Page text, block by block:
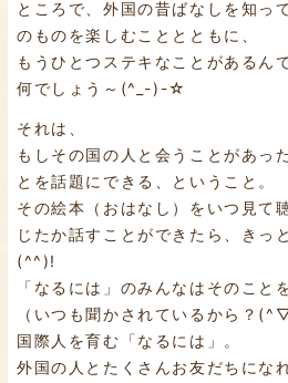
ところで、外国の昔ばなしを知っ
のものを楽しむこととともに、
もうひとつステキなことがあるん
何でしょう～(^_-)-☆
それは、
もしその国の人と会うことがあっ
とを話題にできる、ということ。
その絵本（おはなし）をいつ見て
じたか話すことができたら、きっ
(^^)!
「なるには」のみんなはそのこと
（いつも聞かされているから？
国際人を育む「なるには」。
外国の人とたくさんお友だちにな